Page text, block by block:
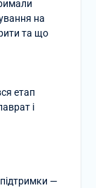
на
та що
етап
і
—